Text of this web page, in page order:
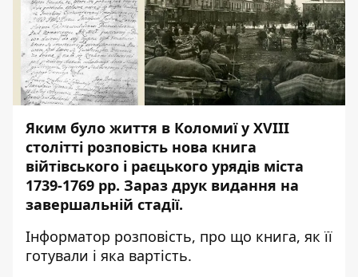
Яким було життя в Коломиї у ХVІІІ
столітті розповість нова книга
війтівського і раєцького урядів міста
1739-1769 рр. Зараз друк видання на
завершальній стадії.
Інформатор розповість, про що книга, як її
готували і яка вартість.